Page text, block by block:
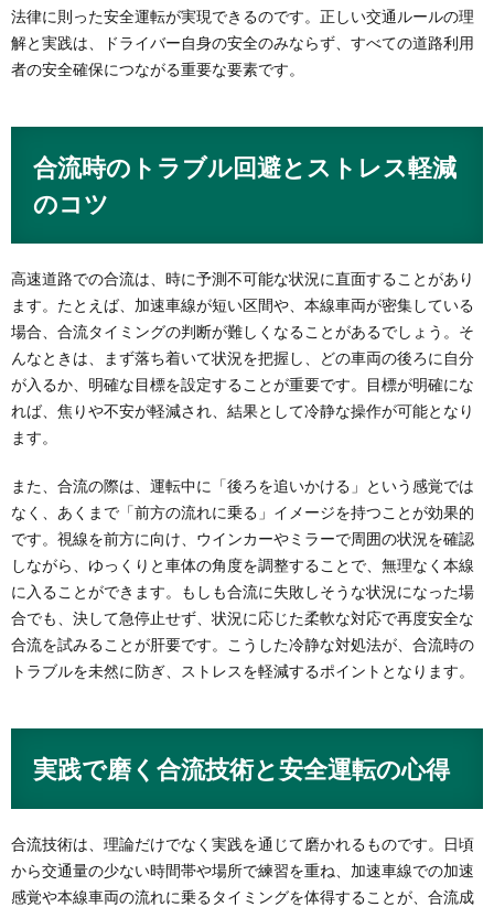
法律に則った安全運転が実現できるのです。正しい交通ルールの理
解と実践は、ドライバー自身の安全のみならず、すべての道路利用
者の安全確保につながる重要な要素です。
合流時のトラブル回避とストレス軽減
のコツ
高速道路での合流は、時に予測不可能な状況に直面することがあり
ます。たとえば、加速車線が短い区間や、本線車両が密集している
場合、合流タイミングの判断が難しくなることがあるでしょう。そ
んなときは、まず落ち着いて状況を把握し、どの車両の後ろに自分
が入るか、明確な目標を設定することが重要です。目標が明確にな
れば、焦りや不安が軽減され、結果として冷静な操作が可能となり
ます。
また、合流の際は、運転中に「後ろを追いかける」という感覚では
なく、あくまで「前方の流れに乗る」イメージを持つことが効果的
です。視線を前方に向け、ウインカーやミラーで周囲の状況を確認
しながら、ゆっくりと車体の角度を調整することで、無理なく本線
に入ることができます。もしも合流に失敗しそうな状況になった場
合でも、決して急停止せず、状況に応じた柔軟な対応で再度安全な
合流を試みることが肝要です。こうした冷静な対処法が、合流時の
トラブルを未然に防ぎ、ストレスを軽減するポイントとなります。
実践で磨く合流技術と安全運転の心得
合流技術は、理論だけでなく実践を通じて磨かれるものです。日頃
から交通量の少ない時間帯や場所で練習を重ね、加速車線での加速
感覚や本線車両の流れに乗るタイミングを体得することが、合流成